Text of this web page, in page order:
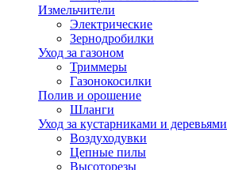
Измельчители
Электрические
Зернодробилки
Уход за газоном
Триммеры
Газонокосилки
Полив и орошение
Шланги
Уход за кустарниками и деревьями
Воздуходувки
Цепные пилы
Высоторезы